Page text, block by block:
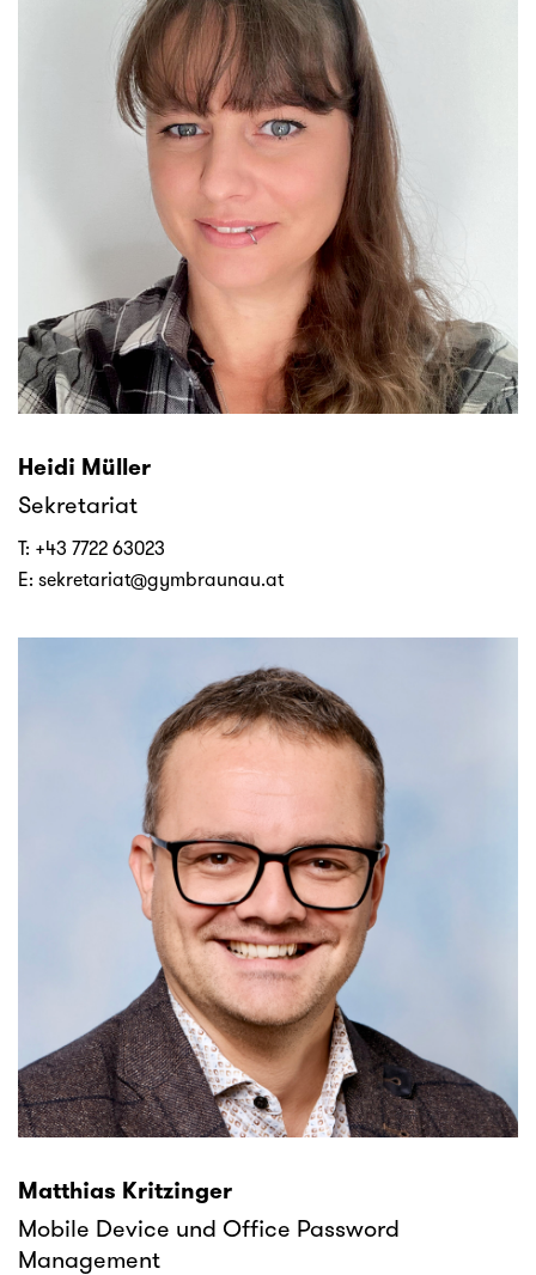
Heidi Müller
Sekretariat
T: +43 7722 63023
E: sekretariat@gymbraunau.at
Matthias Kritzinger
Mobile Device und Office Password
Management